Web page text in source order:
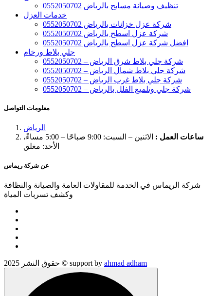
تنظيف وصيانة مسابح بالرياض 0552050702
خدمات العزل
شركة عزل خزانات بالرياض 0552050702
شركة عزل اسطح بالرياض 0552050702
افضل شركة عزل اسطح بالرياض 0552050702
جلي بلاط ورخام
شركة جلي بلاط شرق الرياض – 0552050702
شركة جلي بلاط شمال الرياض – 0552050702
شركة جلي بلاط غرب الرياض – 0552050702
شركة جلي وتلميع الفلل بالرياض – 0552050702
معلومات التواصل
الرياض
ساعات العمل :
الاثنين – السبت: 9:00 صباحًا – 5:00 مساءً،
الأحد: مغلق
عن شركة ريماس
شركة الريماس في الخدمة للمقاولات العامة والصيانة والنظافة
وكشف تسربات المياة
حقوق النشر 2025 © support by ahmad adham